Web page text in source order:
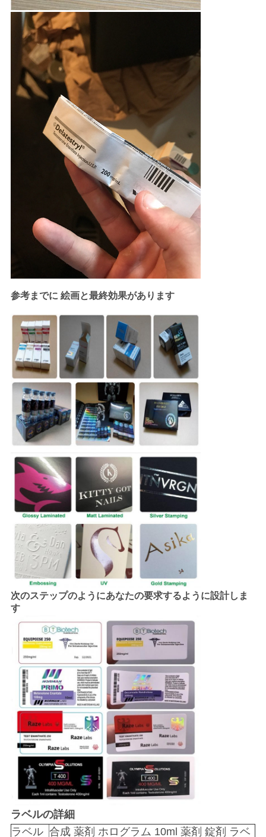
参考までに 絵画と最終効果があります
次のステップのようにあなたの要求するように設計しま
す
ラベルの詳細
ラベル 合成 薬剤 ホログラム 10ml 薬剤 錠剤 ラベ